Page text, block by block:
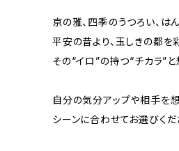
京の雅、四季のうつろい、は
平安の昔より、玉しきの都を
その“イロ”の持つ“チカラ”
自分の気分アップや相手を想
シーンに合わせてお選びくだ